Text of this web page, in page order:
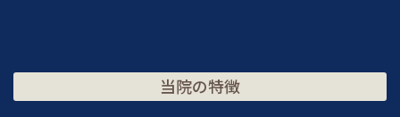
当院の特徴